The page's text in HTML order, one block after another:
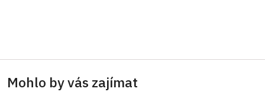
Mohlo by vás zajímat